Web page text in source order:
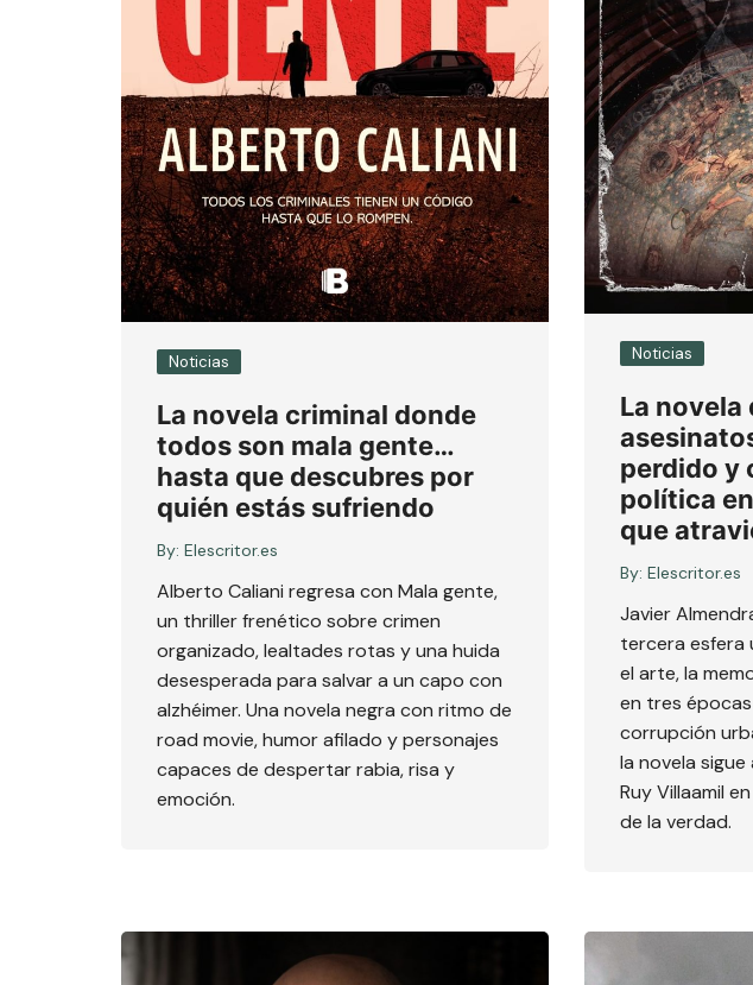
Noticias
La novela criminal donde
todos son mala gente…
hasta que descubres por
quién estás sufriendo
By: Elescritor.es
Alberto Caliani regresa con Mala gente,
un thriller frenético sobre crimen
organizado, lealtades rotas y una huida
desesperada para salvar a un capo con
alzhéimer. Una novela negra con ritmo de
road movie, humor afilado y personajes
capaces de despertar rabia, risa y
emoción.
Noticias
La novela
perdido y
política
que
By: Elescritor.es
Javier
tercera esfera
el arte, la
en tres
corrupción
la novela
Ruy Villaamil
de la verdad.